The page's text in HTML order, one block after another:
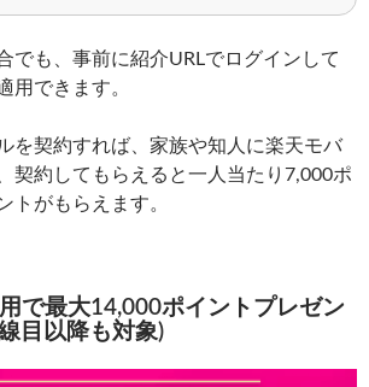
でも、事前に紹介URLでログインして
用できます。
を契約すれば、家族や知人に楽天モバ
契約してもらえると一人当たり7,000ポ
トがもらえます。
で最大14,000ポイントプレゼン
目以降も対象)